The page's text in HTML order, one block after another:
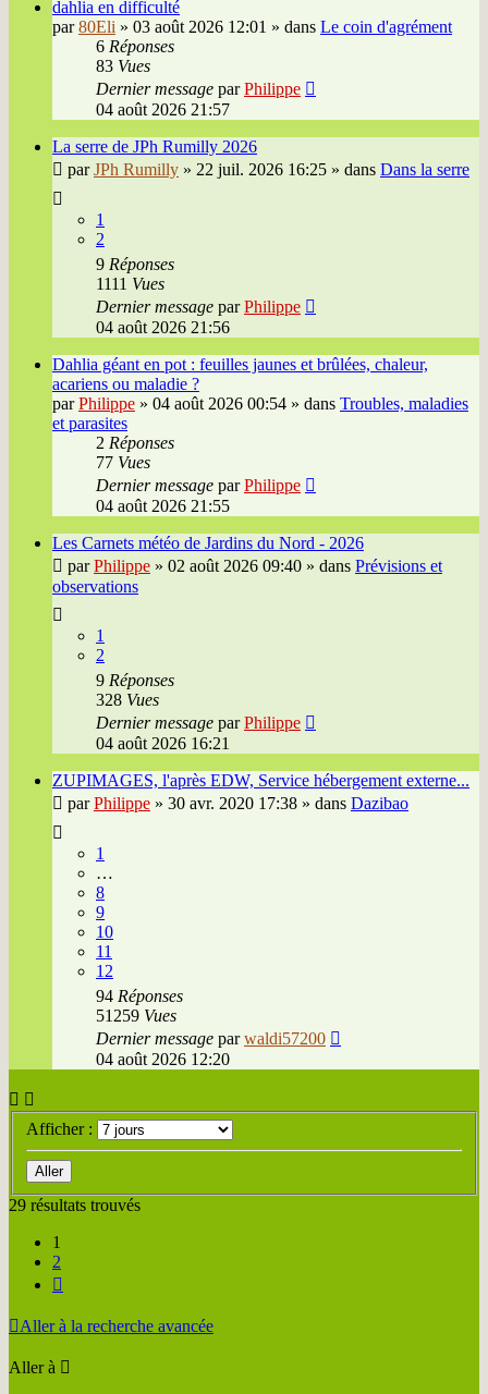
dahlia en difficulté
par80Eli » 03 août 2026 12:01 » dans Le coin d'agrément
6 Réponses
83 Vues
Dernier message parPhilippe
04 août 2026 21:57
La serre de JPh Rumilly 2026
parJPh Rumilly » 22 juil. 2026 16:25 » dans Dans la serre
1
2
9 Réponses
1111 Vues
Dernier message parPhilippe
04 août 2026 21:56
Dahlia géant en pot : feuilles jaunes et brûlées, chaleur,
acariens ou maladie ?
parPhilippe » 04 août 2026 00:54 » dans Troubles, maladies
et parasites
2 Réponses
77 Vues
Dernier message parPhilippe
04 août 2026 21:55
Les Carnets météo de Jardins du Nord - 2026
parPhilippe » 02 août 2026 09:40 » dans Prévisions et
observations
1
2
9 Réponses
328 Vues
Dernier message parPhilippe
04 août 2026 16:21
ZUPIMAGES, l'après EDW, Service hébergement externe...
parPhilippe » 30 avr. 2020 17:38 » dans Dazibao
1
…
8
9
10
11
12
94 Réponses
51259 Vues
Dernier message parwaldi57200
04 août 2026 12:20
Afficher :
29 résultats trouvés
1
2
Aller à la recherche avancée
Aller à